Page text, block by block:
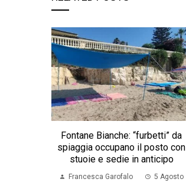
Fontane Bianche: “furbetti” da
spiaggia occupano il posto con
stuoie e sedie in anticipo
Francesca Garofalo
5 Agosto